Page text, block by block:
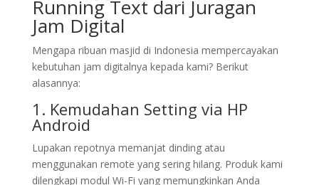
Running Text dari Juragan
Jam Digital
Mengapa ribuan masjid di Indonesia mempercayakan
kebutuhan jam digitalnya kepada kami? Berikut
alasannya:
1. Kemudahan Setting via HP
Android
Lupakan repotnya memanjat dinding atau
menggunakan remote yang sering hilang. Produk kami
dilengkapi modul Wi-Fi yang memungkinkan Anda